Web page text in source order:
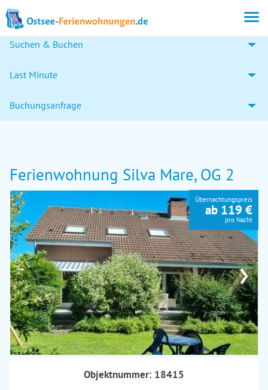
Suchen & Buchen
Last Minute
Buchungsanfrage
Ferienwohnung Silva Mare, OG 2
›
Übernachtungspreis
ab 119 €
pro Nacht
Objektnummer: 18415